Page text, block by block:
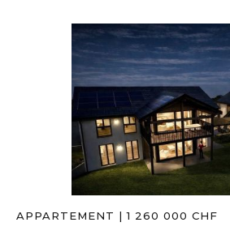
APPARTEMENT | 1 260 000 CHF